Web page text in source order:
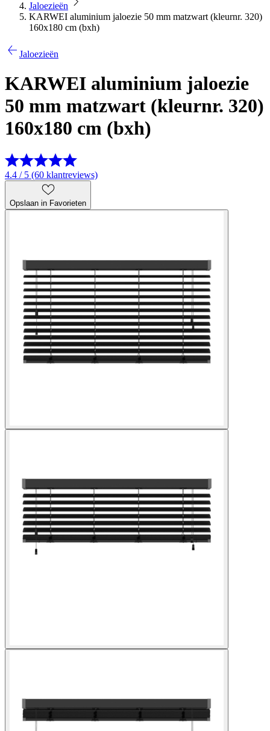
Jaloezieën
KARWEI aluminium jaloezie 50 mm matzwart (kleurnr. 320)
160x180 cm (bxh)
Jaloezieën
KARWEI aluminium jaloezie
50 mm matzwart (kleurnr. 320)
160x180 cm (bxh)
4.4 / 5 (60 klantreviews)
Opslaan in Favorieten